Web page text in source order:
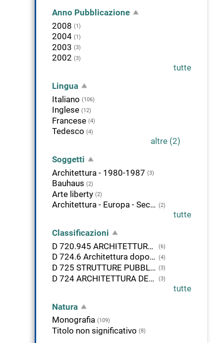
Anno Pubblicazione
2008 (1)
2004 (1)
2003 (3)
2002 (3)
tutte
Lingua
Italiano (106)
Inglese (12)
Francese (4)
Tedesco (4)
altre (2)
Soggetti
Architettura - 1980-1987 (3)
Bauhaus (2)
Arte liberty (2)
Architettura - Europa - Sec. 20. (2)
tutte
Classificazioni
D 720.945 ARCHITETTURA. ITALIA
(6)
D 724.6 Architettura dopo il 1400. 1900-1999 (4)
D 725 STRUTTURE PUBBLICHE (3)
D 724 ARCHITETTURA DEL RINASCIMENTO E MODERNA (3)
tutte
Natura
Monografia (109)
Titolo non significativo (8)